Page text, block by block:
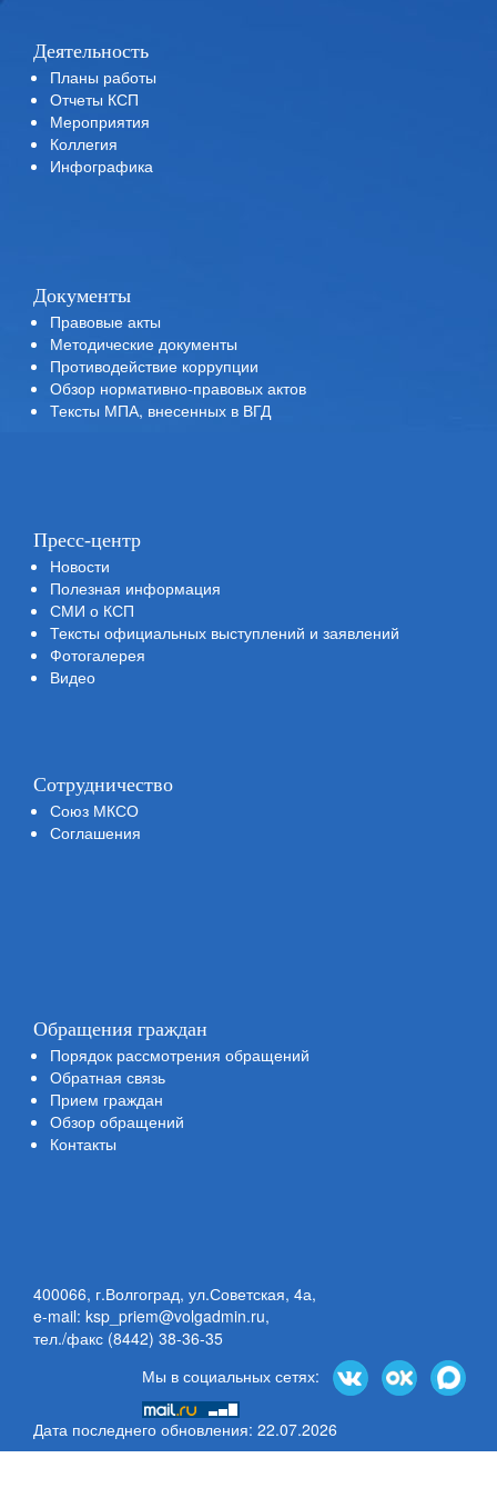
Деятельность
Планы работы
Отчеты КСП
Мероприятия
Коллегия
Инфографика
Документы
Правовые акты
Методические документы
Противодействие коррупции
Обзор нормативно-правовых актов
Тексты МПА, внесенных в ВГД
Пресс-центр
Новости
Полезная информация
СМИ о КСП
Тексты официальных выступлений и заявлений
Фотогалерея
Видео
Сотрудничество
Союз МКСО
Соглашения
Обращения граждан
Порядок рассмотрения обращений
Обратная связь
Прием граждан
Обзор обращений
Контакты
400066, г.Волгоград, ул.Советская, 4а,
e-mail: ksp_priem@volgadmin.ru,
тел./факс (8442) 38-36-35
Мы в социальных сетях:
Дата последнего обновления: 22.07.2026